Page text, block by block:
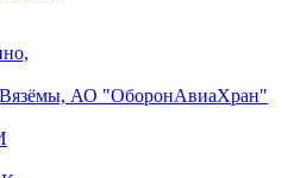
АО "ОборонАвиаХран"